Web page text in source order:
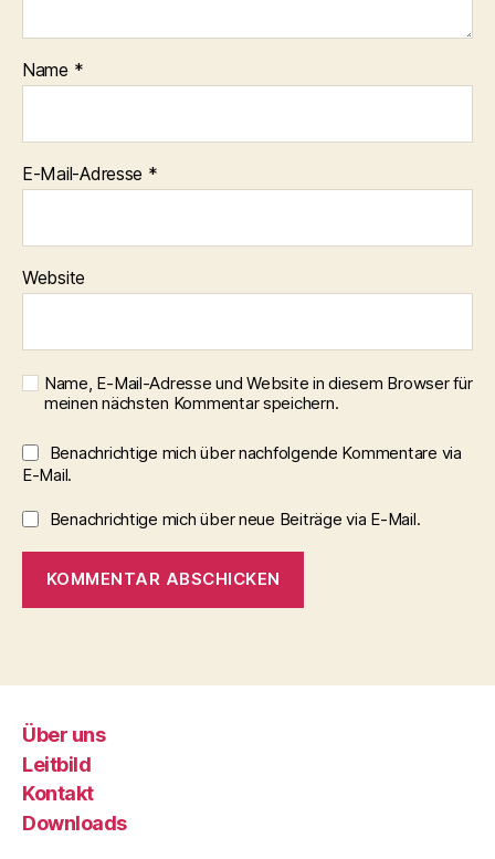
Name *
E-Mail-Adresse *
Website
Name, E-Mail-Adresse und Website in diesem Browser für
meinen nächsten Kommentar speichern.
Benachrichtige mich über nachfolgende Kommentare via
E-Mail.
Benachrichtige mich über neue Beiträge via E-Mail.
Über uns
Leitbild
Kontakt
Downloads